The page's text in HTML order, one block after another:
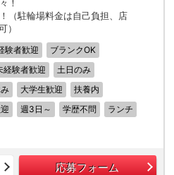
！
（駐輪場料金は自己負担、店
）
験者歓迎
ブランクOK
経験者歓迎
土日のみ
大学生歓迎
扶養内
週3日～ 学歴不問
ランチ
応募フォーム